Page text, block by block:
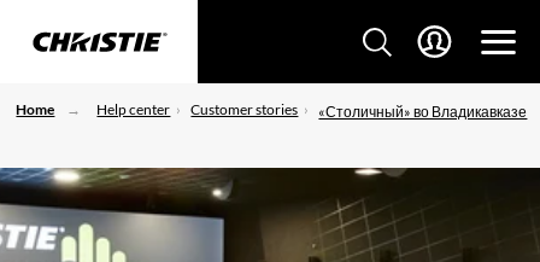
Home Help center Customer stories «Столичный» во Владикавказе